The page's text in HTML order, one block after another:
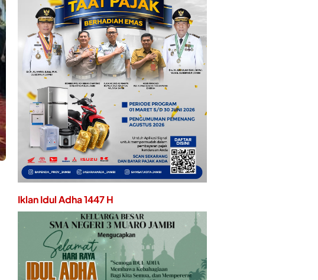
Iklan Idul Adha 1447 H